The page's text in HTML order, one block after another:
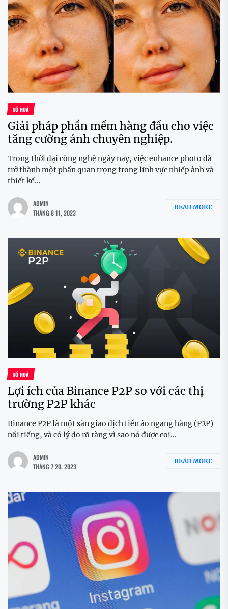
SỐ HOÁ
Giải pháp phần mềm hàng đầu cho việc
tăng cường ảnh chuyên nghiệp.
Trong thời đại công nghệ ngày nay, việc enhance photo đã
trở thành một phần quan trọng trong lĩnh vực nhiếp ảnh và
thiết kế...
ADMIN
THÁNG 8 11, 2023
READ MORE
SỐ HOÁ
Lợi ích của Binance P2P so với các thị
trường P2P khác
Binance P2P là một sàn giao dịch tiền ảo ngang hàng (P2P)
nổi tiếng, và có lý do rõ ràng vì sao nó được coi...
ADMIN
THÁNG 7 20, 2023
READ MORE